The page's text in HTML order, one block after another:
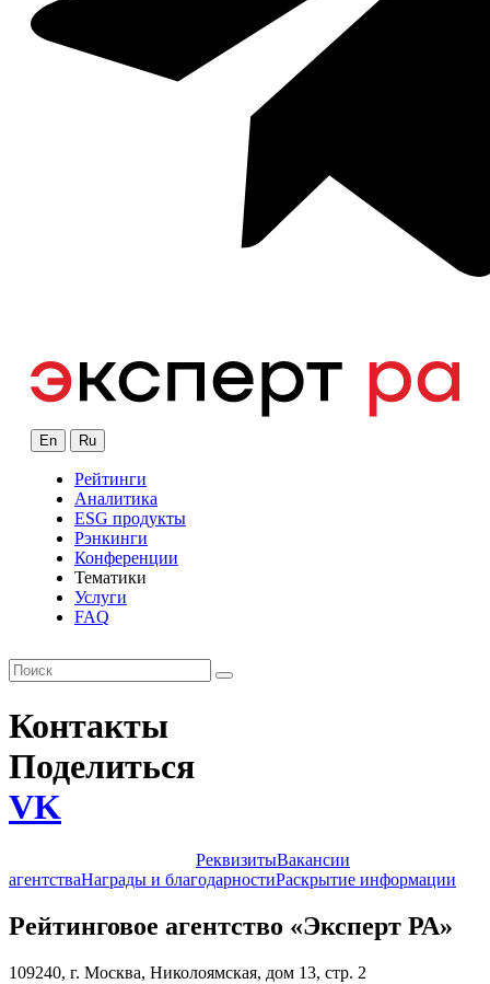
En Ru
Рейтинги
Аналитика
ESG продукты
Рэнкинги
Конференции
Тематики
Услуги
FAQ
Контакты
Поделиться
VK
РеквизитыВакансии
агентстваНаграды и благодарностиРаскрытие информации
Рейтинговое агентство «Эксперт РА»
109240, г. Москва, Николоямская, дом 13, стр. 2